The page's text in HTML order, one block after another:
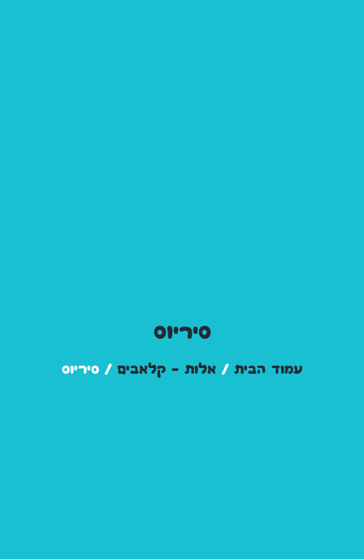
סיריוס
עמוד הבית / אלות – קלאבים / סיריוס